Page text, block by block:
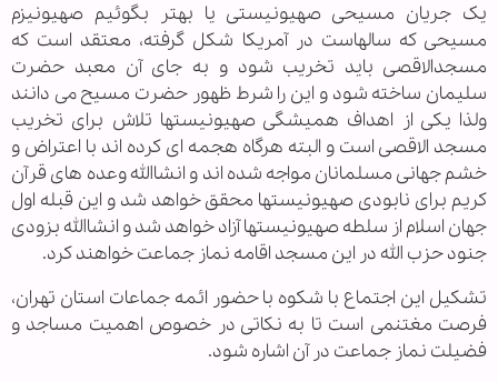
یک جریان مسیحی صهیونیستی یا بهتر بگوئیم صهیونیزم
مسیحی که سالهاست در آمریکا شکل گرفته، معتقد است که
مسجدالاقصی باید تخریب شود و به جای آن معبد حضرت
سلیمان ساخته شود و این را شرط ظهور حضرت مسیح می دانند
ولذا یکی از اهداف همیشگی صهیونیستها تلاش برای تخریب
مسجد الاقصی است و البته هرگاه هجمه ای کرده اند با اعتراض و
خشم جهانی مسلمانان مواجه شده اند و انشاالله وعده های قرآن
کریم برای نابودی صهیونیستها محقق خواهد شد و این قبله اول
جهان اسلام از سلطه صهیونیستها آزاد خواهد شد و انشاالله بزودی
جنود حزب الله در این مسجد اقامه نماز جماعت خواهند کرد.
تشکیل این اجتماع با شکوه با حضور ائمه جماعات استان تهران،
فرصت مغتنمی است تا به نکاتی در خصوص اهمیت مساجد و
فضیلت نماز جماعت در آن اشاره شود.